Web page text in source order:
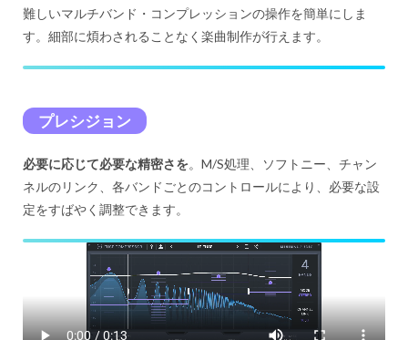
難しいマルチバンド・コンプレッションの操作を簡単にしま
す。細部に煩わされることなく楽曲制作が行えます。
プレシジョン
必要に応じて必要な精密さを。M/S処理、ソフトニー、チャン
ネルのリンク、各バンドごとのコントロールにより、必要な設
定をすばやく調整できます。